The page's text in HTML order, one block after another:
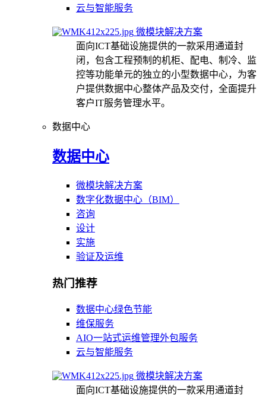
云与智能服务
微模块解决方案
面向ICT基础设施提供的一款采用通道封
闭，包含工程预制的机柜、配电、制冷、监
控等功能单元的独立的小型数据中心，为客
户提供数据中心整体产品及交付，全面提升
客户IT服务管理水平。
数据中心
数据中心
微模块解决方案
数字化数据中心（BIM）
咨询
设计
实施
验证及运维
热门推荐
数据中心绿色节能
维保服务
AIO一站式运维管理外包服务
云与智能服务
微模块解决方案
面向ICT基础设施提供的一款采用通道封